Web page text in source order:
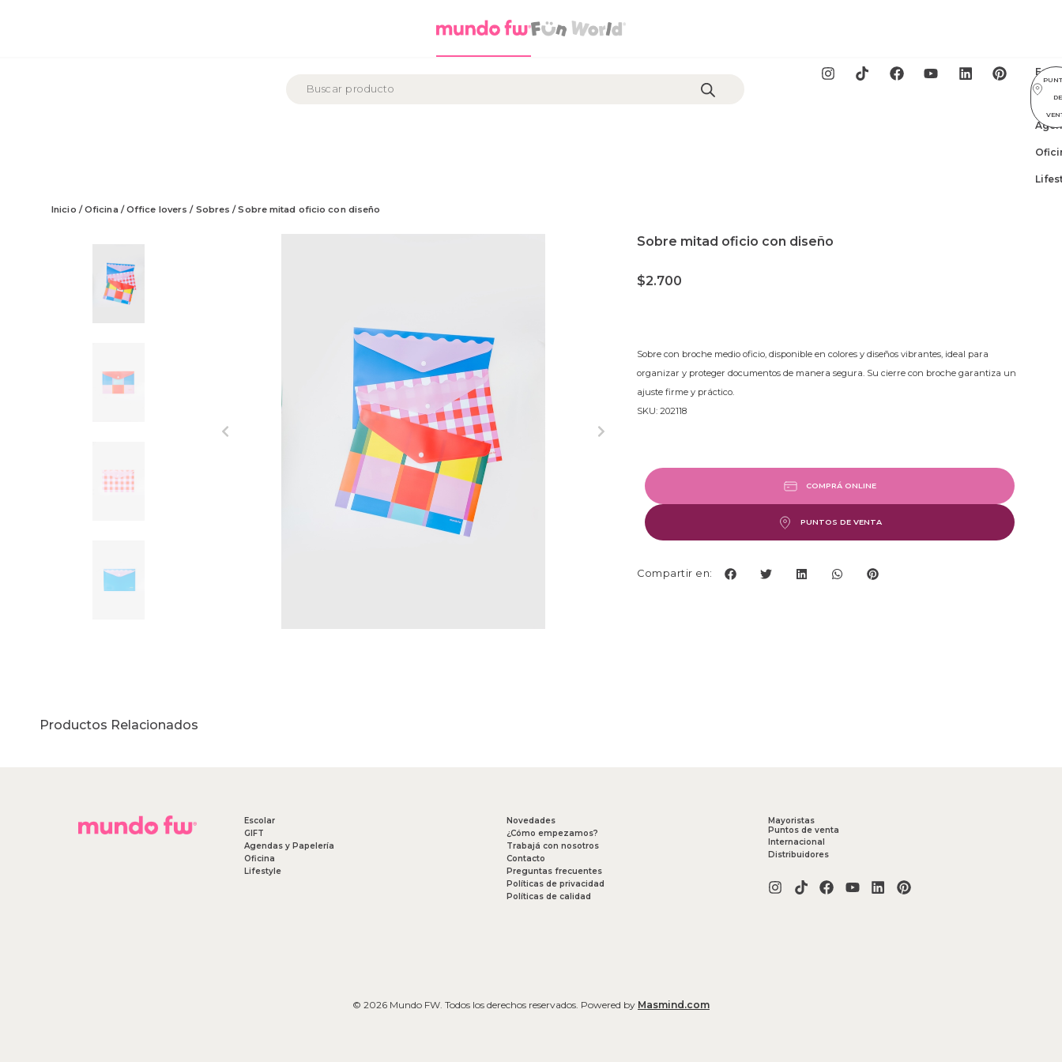
GIFTDE
Inicio /Oficina /Office lovers / Sobres / Sobre mitad oficio con diseño
Sobre mitad oficio con diseño
$2.700
Sobre con broche medio oficio, disponible en colores y diseños vibrantes, ideal para
organizar y proteger documentos de manera segura. Su cierre con broche garantiza un
ajuste firme y práctico.
SKU: 202118
COMPRÁ ONLINE
PUNTOS DE VENTA
Productos Relacionados
Escolar
GIFT
Agendas y Papelería
Oficina
Lifestyle
Novedades
¿Cómo empezamos?
Trabajá con nosotros
Contacto
Preguntas frecuentes
Políticas de privacidad
Políticas de calidad
Mayoristas
Puntos de venta
Internacional
Distribuidores
© 2026 Mundo FW. Todos los derechos reservados. Powered by Masmind.com